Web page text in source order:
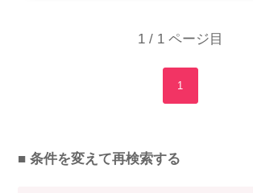
1 / 1 ページ目
1
■ 条件を変えて再検索する